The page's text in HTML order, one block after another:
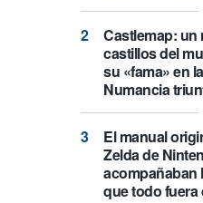
Castlemap: un
castillos del
su «fama» en
Numancia
El manual
Zelda de
acompañaban
que todo fuera